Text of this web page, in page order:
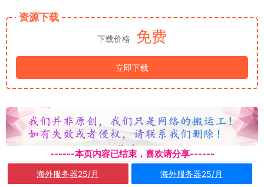
资源下载
下载价格 免费
立即下载
------本页内容已结束，喜欢请分享------
海外服务器25/月 海外服务器25/月